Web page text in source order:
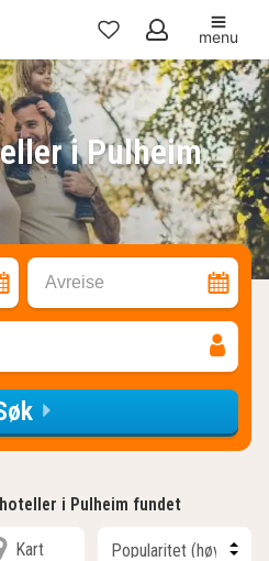
Mine
favoritter
menu
i Pulheim
Avreise
i Pulheim fundet
Kart